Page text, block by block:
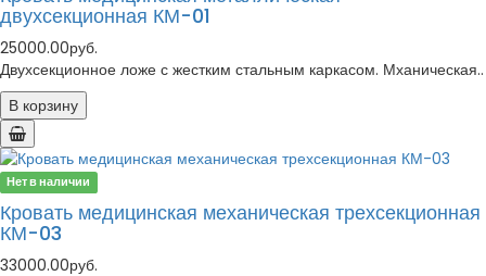
двухсекционная КМ-01
25000.00руб.
Двухсекционное ложе с жестким стальным каркасом. Мханическая..
В корзину
Нет в наличии
Кровать медицинская механическая трехсекционная
КМ-03
33000.00руб.